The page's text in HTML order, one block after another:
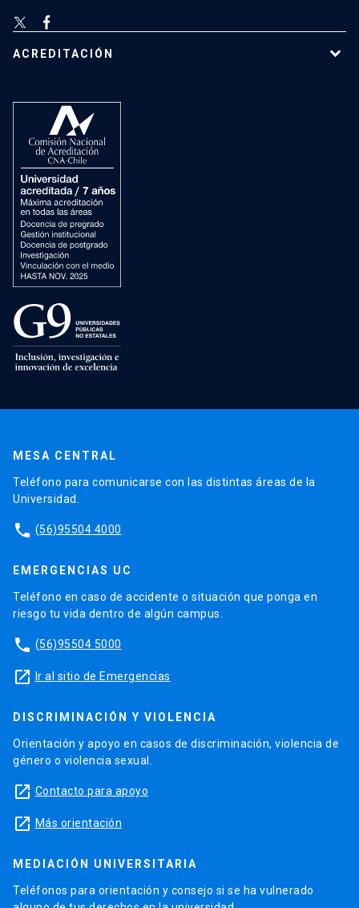
ACREDITACIÓN
MESA CENTRAL
Teléfono para comunicarse con las distintas áreas de la
Universidad.
phone (56)95504 4000
EMERGENCIAS UC
Teléfono en caso de accidente o situación que ponga en
riesgo tu vida dentro de algún campus.
phone (56)95504 5000
launch Ir al sitio de Emergencias
DISCRIMINACIÓN Y VIOLENCIA
Orientación y apoyo en casos de discriminación, violencia de
género o violencia sexual.
launch Contacto para apoyo
launch Más orientación
MEDIACIÓN UNIVERSITARIA
Teléfonos para orientación y consejo si se ha vulnerado